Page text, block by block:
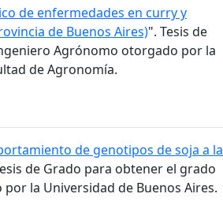
de enfermedades en curry y
de Buenos Aires)". Tesis de
Agrónomo otorgado por la
de Agronomía.
de genotipos de soja a la
de Grado para obtener el grado
la Universidad de Buenos Aires.